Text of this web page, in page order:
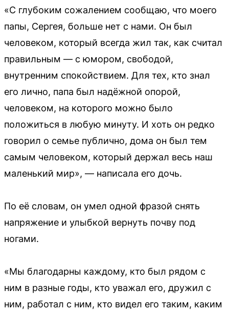
«С глубоким сожалением сообщаю, что моего
папы, Сергея, больше нет с нами. Он был
человеком, который всегда жил так, как считал
правильным — с юмором, свободой,
внутренним спокойствием. Для тех, кто знал
его лично, папа был надёжной опорой,
человеком, на которого можно было
положиться в любую минуту. И хоть он редко
говорил о семье публично, дома он был тем
самым человеком, который держал весь наш
маленький мир», — написала его дочь.
По её словам, он умел одной фразой снять
напряжение и улыбкой вернуть почву под
ногами.
«Мы благодарны каждому, кто был рядом с
ним в разные годы, кто уважал его, дружил с
ним, работал с ним, кто видел его таким, каким